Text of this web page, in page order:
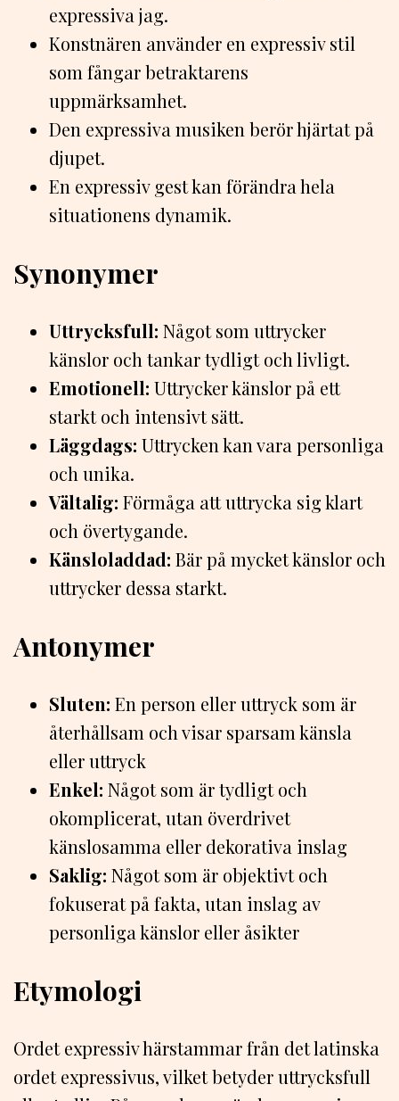
expressiva jag.
Konstnären använder en expressiv stil
som fångar betraktarens
uppmärksamhet.
Den expressiva musiken berör hjärtat på
djupet.
En expressiv gest kan förändra hela
situationens dynamik.
Synonymer
Uttrycksfull: Något som uttrycker
känslor och tankar tydligt och livligt.
Emotionell: Uttrycker känslor på ett
starkt och intensivt sätt.
Läggdags: Uttrycken kan vara personliga
och unika.
Vältalig: Förmåga att uttrycka sig klart
och övertygande.
Känsloladdad: Bär på mycket känslor och
uttrycker dessa starkt.
Antonymer
Sluten: En person eller uttryck som är
återhållsam och visar sparsam känsla
eller uttryck
Enkel: Något som är tydligt och
okomplicerat, utan överdrivet
känslosamma eller dekorativa inslag
Saklig: Något som är objektivt och
fokuserat på fakta, utan inslag av
personliga känslor eller åsikter
Etymologi
Ordet expressiv härstammar från det latinska
ordet expressivus, vilket betyder uttrycksfull